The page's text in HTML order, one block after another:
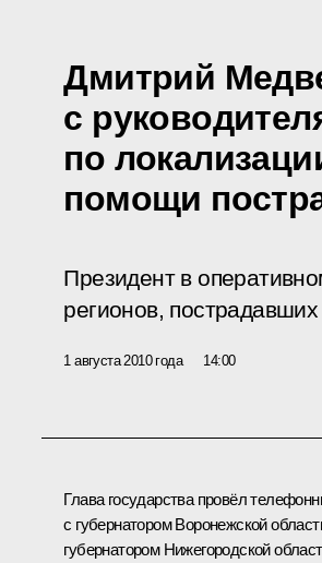
Дмитрий
с
по
помощи
Президент в
регионов,
1 августа 2010 года 14:00
Глава государства провёл
с губернатором Воронежской
губернатором Нижегородской